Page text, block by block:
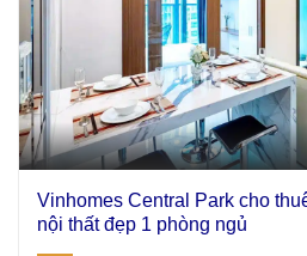
Vinhomes Central Park cho
nội thất đẹp 1 phòng ngủ